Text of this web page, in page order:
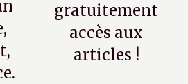
gratuitement
accès aux
articles !